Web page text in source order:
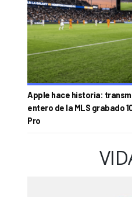
Apple hace historia:
entero de la MLS grabado
Pro